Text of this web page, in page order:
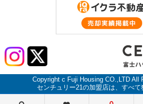
Copyright c Fuji Housing CO.,LTD All
センチュリー21の加盟店は、すべ